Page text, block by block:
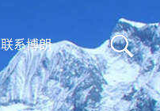
联系博朗